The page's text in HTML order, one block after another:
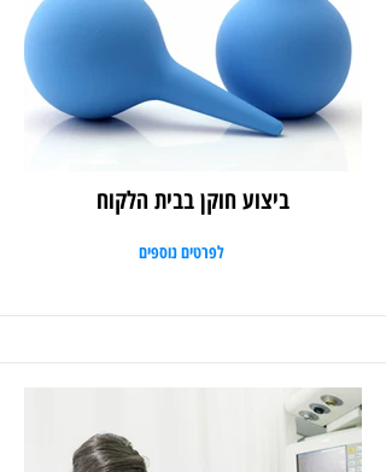
ביצוע חוקן בבית הלקוח
לפרטים נוספים